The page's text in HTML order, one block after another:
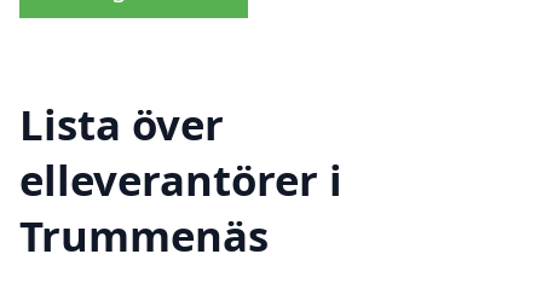
Lista över
elleverantörer i
Trummenäs